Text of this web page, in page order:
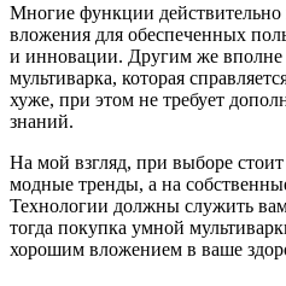
Многие функции
вложения для обеспеченных
и инновации. Другим же вполне
мультиварка, которая
хуже, при этом не требует
знаний.
На мой взгляд, при выборе
модные тренды, а на
Технологии должны служить
тогда покупка умной
хорошим вложением в ваше